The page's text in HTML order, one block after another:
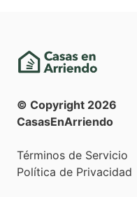
© Copyright 2026
CasasEnArriendo
Términos de Servicio
Política de Privacidad